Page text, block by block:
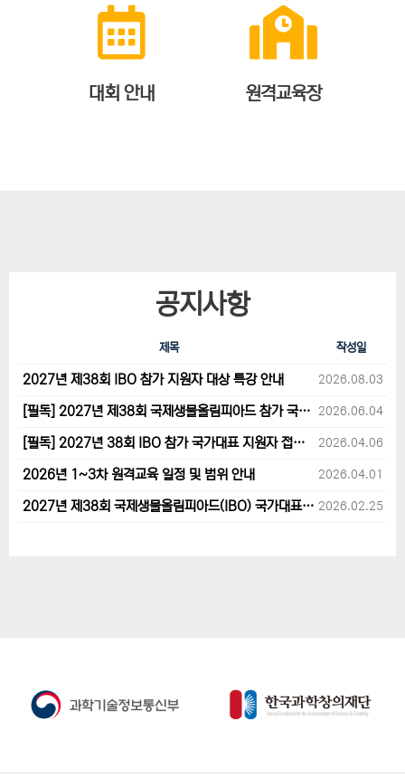
대회 안내 원격교육장
공지사항
제목 작성일
2027년 제38회 IBO 참가 지원자 대상 특강 안내 2026.08.03
[필독] 2027년 제38회 국제생물올림피아드 참가 국가대표 1차후보자 선발고사 범위 및 일정 안내 2026.06.04
[필독] 2027년 38회 IBO 참가 국가대표 지원자 접수 마감 및 원격교육 관련 공지사항 안내입니다. 2026.04.06
2026년 1~3차 원격교육 일정 및 범위 안내 2026.04.01
2027년 제38회 국제생물올림피아드(IBO) 국가대표 후보자 지원 안내 2026.02.25